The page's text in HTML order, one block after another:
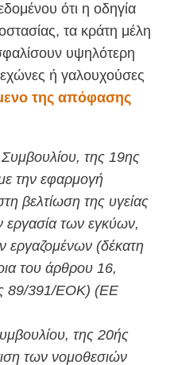
ότι η οδηγία
τα κράτη μέλη
υψηλότερη
ή γαλουχούσες
της απόφασης
της 19ης
την εφαρμογή
βελτίωση της υγείας
εργασία των εγκύων,
(δέκατη
του άρθρου 16,
89/391/ΕΟΚ) (ΕΕ
της 20ής
των νομοθεσιών